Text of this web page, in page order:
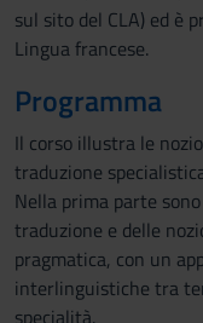
sul sito del CLA) ed è
Lingua francese.
Programma
Il corso illustra le
traduzione
Nella prima parte
traduzione e delle
pragmatica, con un
interlinguistiche tra
specialità.